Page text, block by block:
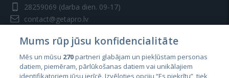
28259069 (darba dien. 09-17)
contact@getapro.lv
Mums rūp jūsu konfidencialitāte
Mēs un mūsu 270partneri glabājam un piekļūstam personas
datiem, piemēram, pārlūkošanas datiem vai unikālajiem
identifikatoriem jūsu ierīcē. Izvēloties opciju “Es piekrītu”, tiek